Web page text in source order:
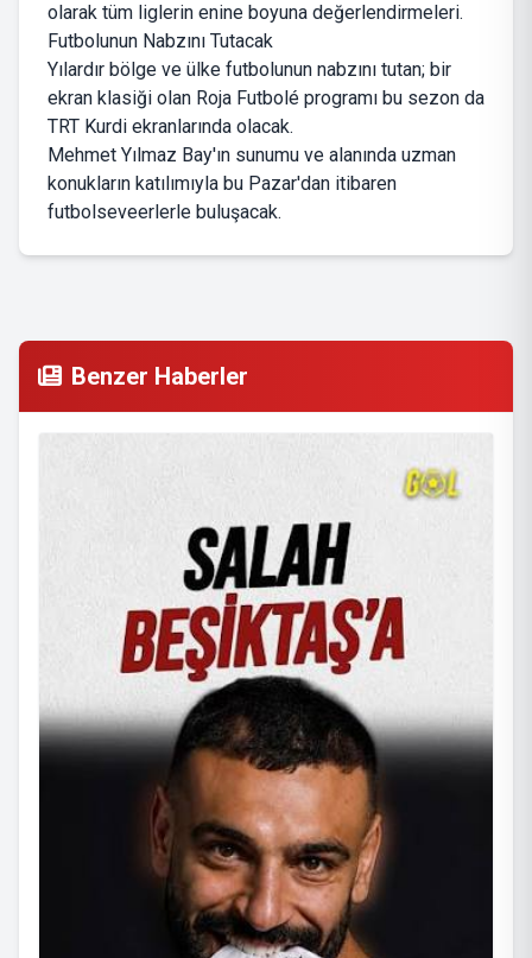
olarak tüm liglerin enine boyuna değerlendirmeleri.
Futbolunun Nabzını Tutacak
Yılardır bölge ve ülke futbolunun nabzını tutan; bir
ekran klasiği olan Roja Futbolé programı bu sezon da
TRT Kurdi ekranlarında olacak.
Mehmet Yılmaz Bay'ın sunumu ve alanında uzman
konukların katılımıyla bu Pazar'dan itibaren
futbolseveerlerle buluşacak.
Benzer Haberler